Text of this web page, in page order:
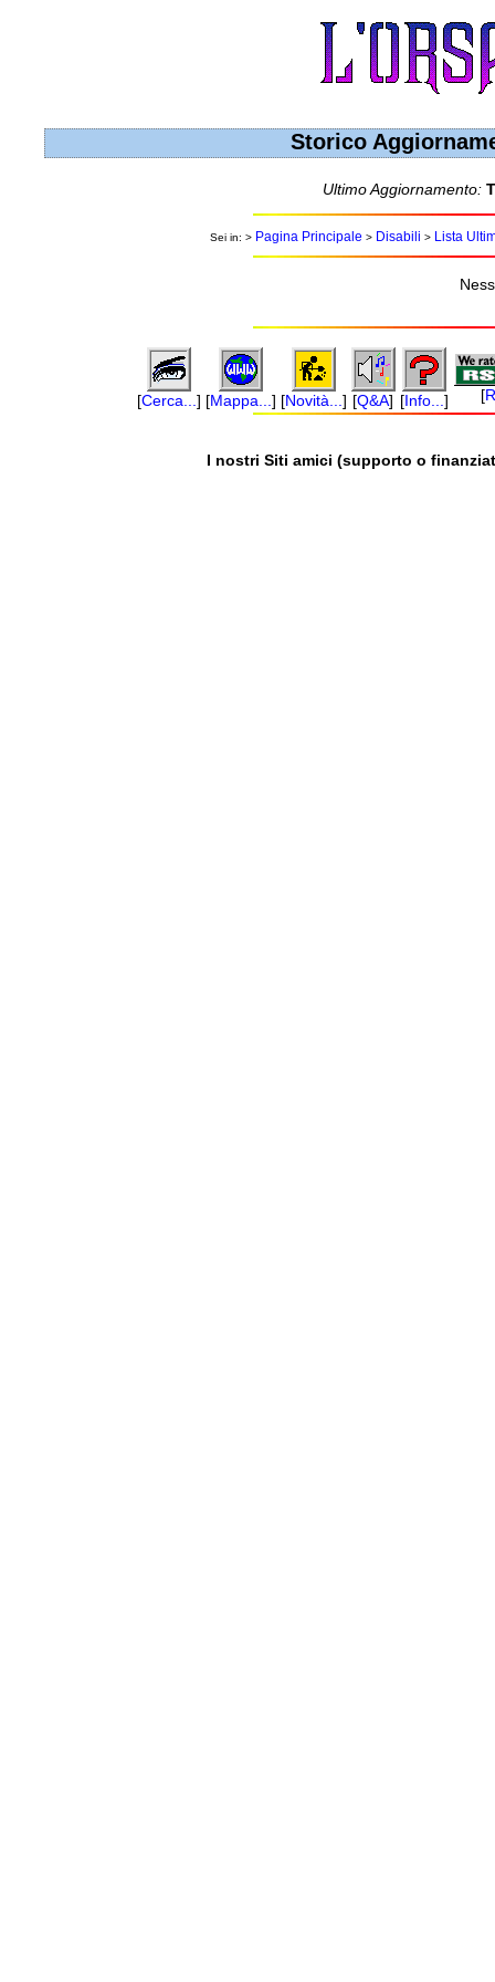
Storico
Ultimo Aggiornamento:
Sei in: > Pagina Principale > Disabili > Lista
[Cerca... ] [Mappa... ] [Novità... ] [Q&A] [Info... ] [
I nostri Siti amici (supporto o